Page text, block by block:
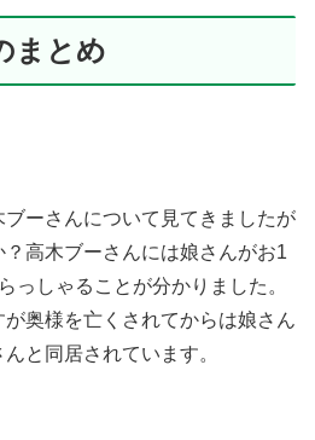
まとめ
ーさんについて見てきましたが
高木ブーさんには娘さんがお1
っしゃることが分かりました。
奥様を亡くされてからは娘さん
と同居されています。